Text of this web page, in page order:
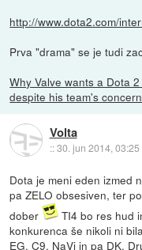
http://www.dota2.com/
Prva "drama" se je tudi
Why Valve wants a Dota
despite his team's
Volta
::30. jun 2014, 03:25
Dota je meni eden izmed
pa ZELO obsesiven, ter
dober
TI4 bo res hud
konkurenca še nikoli ni
EG, C9, NaVi in pa DK.